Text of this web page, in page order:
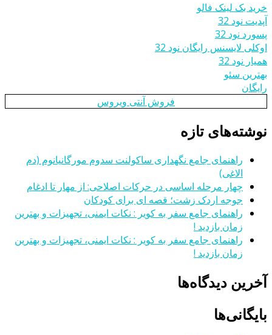
خرید بک لینک فالو
آپدیت نود 32
پسورد نود 32
اوکلی لایسنس رایگان نود 32
همیار نود 32
بهترین سئو
رایگان
فروش آنتی ویروس
نوشته‌های تازه
راهنمای جامع نگهداری ساکولنت سدوم مورگانیانوم (دم
الاغی)
چهار مرحله اساسی در حرکات اصلاحی: از مهار تا ادغام
جوجه اردک زشت؛ قصه ای برای کودکان
راهنمای جامع سفر به کویر : نکات ایمنی، تجهیزات و بهترین
زمان بازدید !
راهنمای جامع سفر به کویر : نکات ایمنی، تجهیزات و بهترین
زمان بازدید !
آخرین دیدگاه‌ها
بایگانی‌ها